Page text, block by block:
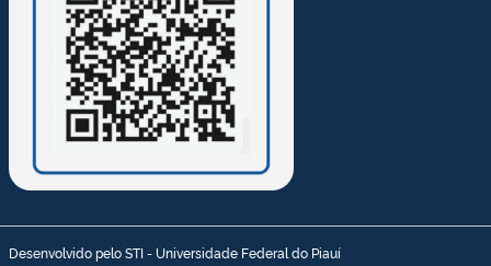
Desenvolvido pelo STI - Universidade Federal do Piauí